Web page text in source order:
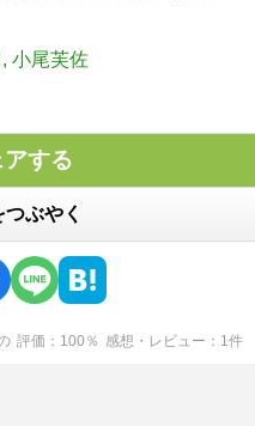
小尾芙佐
する
ぶやく
評価 100 ％ 感想・レビュー 1件